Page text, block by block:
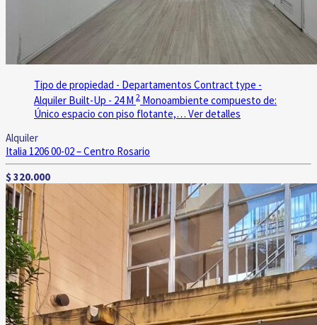
Tipo de propiedad - Departamentos Contract type -
Alquiler Built-Up - 24 M 2 Monoambiente compuesto de:
Único espacio con piso flotante,… Ver detalles
Alquiler
Italia 1206 00-02 – Centro Rosario
$ 320.000